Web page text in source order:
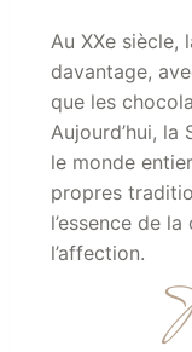
Au XXe siècle,
davantage,
que les
Aujourd’hui,
le monde
propres
l’essence de
l’affection.